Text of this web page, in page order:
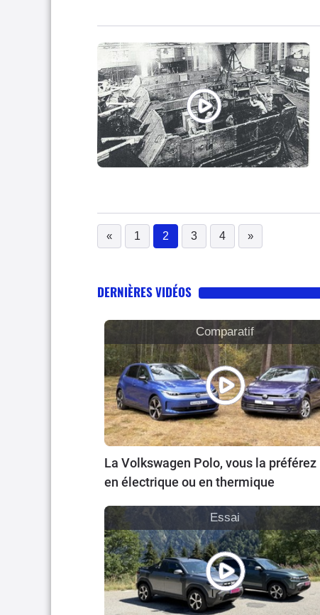
«
1 2
(current)
3 4 »
DERNIÈRES VIDÉOS
Comparatif
La Volkswagen Polo, vous la préférez
en électrique ou en thermique
Essai